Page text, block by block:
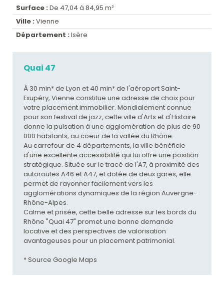
Surface : De 47,04 à 84,95 m²
Ville : Vienne
Département : Isère
Quai 47
À 30 min* de Lyon et 40 min* de l'aéroport Saint-
Exupéry, Vienne constitue une adresse de choix pour
votre placement immobilier. Mondialement connue
pour son festival de jazz, cette ville d'Arts et d'Histoire
donne la pulsation à une agglomération de plus de 90
000 habitants, au coeur de la vallée du Rhône.
Au carrefour de 4 départements, la ville bénéficie
d'une excellente accessibilité qui lui offre une position
stratégique. Située sur le tracé de l'A7, à proximité des
autoroutes A46 et A47, et dotée de deux gares, elle
permet de rayonner facilement vers les
agglomérations dynamiques de la région Auvergne-
Rhône-Alpes.
Calme et prisée, cette belle adresse sur les bords du
Rhône "Quai 47" promet une bonne demande
locative et des perspectives de valorisation
avantageuses pour un placement patrimonial.
* Source Google Maps